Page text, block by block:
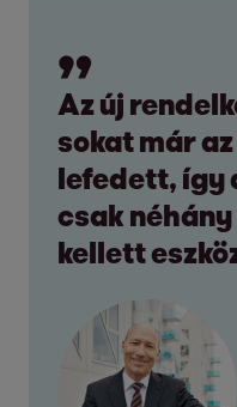
Az új
sokat már
lefedett, így
csak
kellett